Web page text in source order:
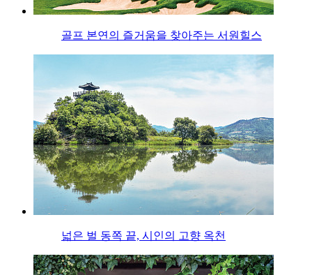
골프 본연의 즐거움을 찾아주는 서원힐스
넓은 벌 동쪽 끝, 시인의 고향 옥천